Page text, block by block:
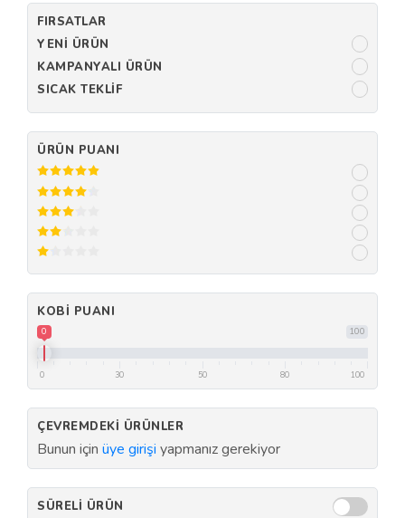
FIRSATLAR
YENI ÜRÜN
KAMPANYALI ÜRÜN
SICAK TEKLIF
ÜRÜN PUANI
KOBI PUANI
100
0
0 30 50 80 100
ÇEVREMDEKI ÜRÜNLER
Bunun için üye girişi yapmanız gerekiyor
SÜRELI ÜRÜN